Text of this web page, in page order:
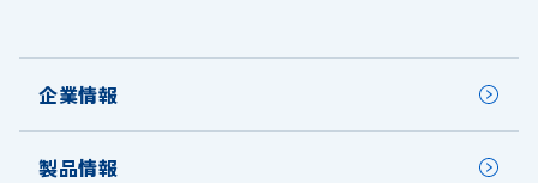
企業情報
製品情報